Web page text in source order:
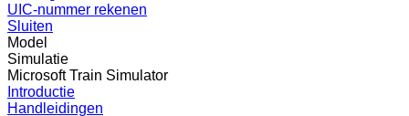
UIC-nummer rekenen
Sluiten
Model
Simulatie
Microsoft Train Simulator
Introductie
Handleidingen